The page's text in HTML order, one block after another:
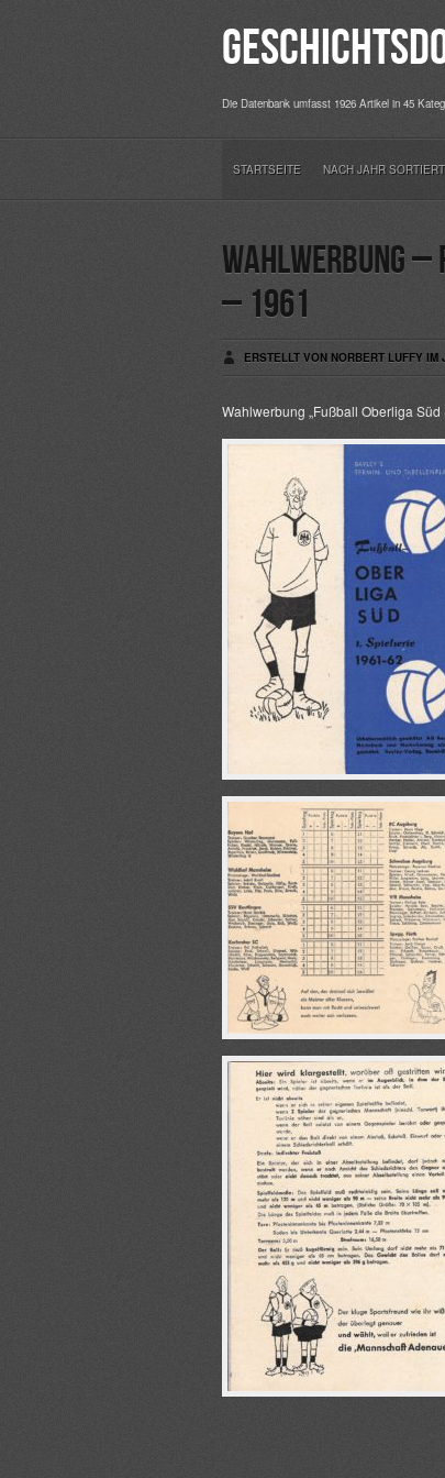
Die Datenbank umfasst 1926 Artikel in 45
STARTSEITE NACH JAHR SORTIERT
Wahlwerbung –
– 1961
ERSTELLT VON NORBERT LUFFY
Wahlwerbung „Fußball Oberliga